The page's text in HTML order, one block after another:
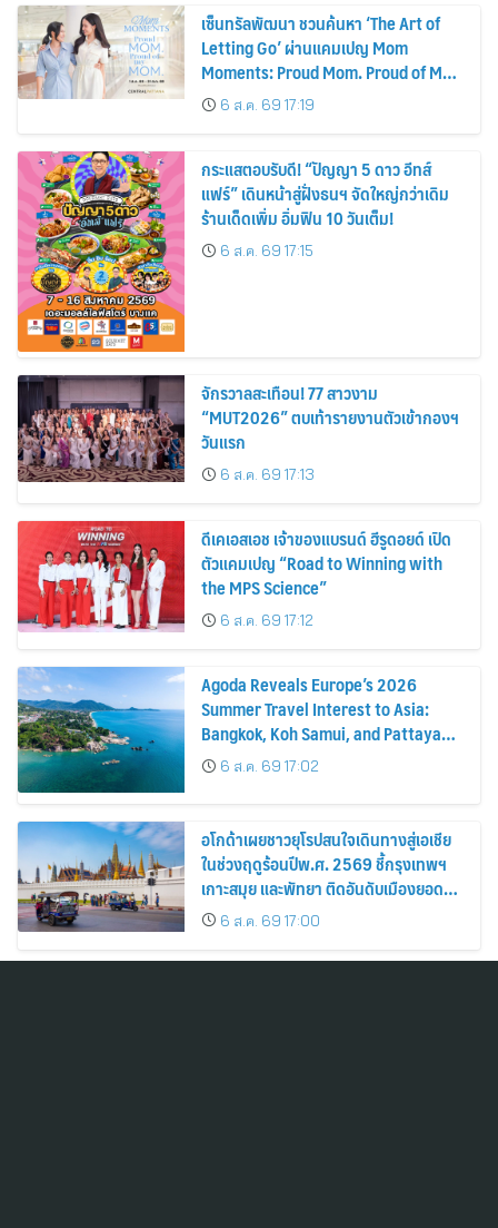
เซ็นทรัลพัฒนา ชวนค้นหา ‘The Art of
Letting Go’ ผ่านแคมเปญ Mom
Moments: Proud Mom. Proud of My
Mom.6 ส.ค. 69 17:19
กระแสตอบรับดี! “ปัญญา 5 ดาว อีทส์
แฟร์” เดินหน้าสู่ฝั่งธนฯ จัดใหญ่กว่าเดิม
ร้านเด็ดเพิ่ม อิ่มฟิน 10 วันเต็ม!
6 ส.ค. 69 17:15
จักรวาลสะเทือน! 77 สาวงาม
“MUT2026” ตบเท้ารายงานตัวเข้ากองฯ
วันแรก
6 ส.ค. 69 17:13
ดีเคเอสเอช เจ้าของแบรนด์ ฮีรูดอยด์ เปิด
ตัวแคมเปญ “Road to Winning with
the MPS Science”
6 ส.ค. 69 17:12
Agoda Reveals Europe’s 2026
Summer Travel Interest to Asia:
Bangkok, Koh Samui, and Pattaya
Among the Top Cities
6 ส.ค. 69 17:02
อโกด้าเผยชาวยุโรปสนใจเดินทางสู่เอเชีย
ในช่วงฤดูร้อนปีพ.ศ. 2569 ชี้กรุงเทพฯ
เกาะสมุย และพัทยา ติดอันดับเมืองยอด
นิยม6 ส.ค. 69 17:00